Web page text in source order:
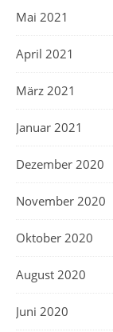
Mai 2021
April 2021
März 2021
Januar 2021
Dezember 2020
November 2020
Oktober 2020
August 2020
Juni 2020